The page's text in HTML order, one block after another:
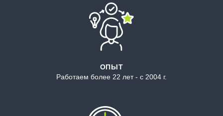
ОПЫТ
Работаем более 22 лет - с 2004 г.